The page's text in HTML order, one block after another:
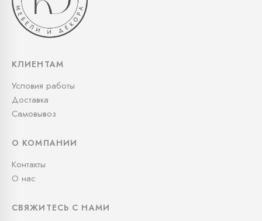
КЛИЕНТАМ
Условия работы
Доставка
Самовывоз
О КОМПАНИИ
Контакты
О нас
СВЯЖИТЕСЬ С НАМИ